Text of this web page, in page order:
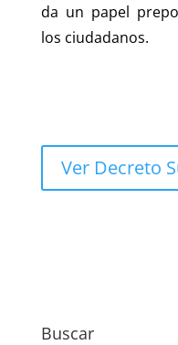
da un papel
los ciudadanos.
Ver Decreto
Buscar